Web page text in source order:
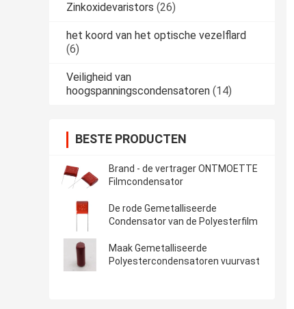
Zinkoxidevaristors (26)
het koord van het optische vezelflard
(6)
Veiligheid van
hoogspanningscondensatoren (14)
BESTE PRODUCTEN
Brand - de vertrager ONTMOETTE
Filmcondensator
De rode Gemetalliseerde
Condensator van de Polyesterfilm
Maak Gemetalliseerde
Polyestercondensatoren vuurvast